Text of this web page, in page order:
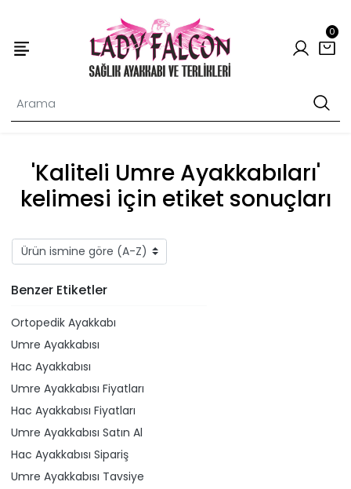
0
'Kaliteli Umre Ayakkabıları'
kelimesi için etiket sonuçları
Benzer Etiketler
Ortopedik Ayakkabı
Umre Ayakkabısı
Hac Ayakkabısı
Umre Ayakkabısı Fiyatları
Hac Ayakkabısı Fiyatları
Umre Ayakkabısı Satın Al
Hac Ayakkabısı Sipariş
Umre Ayakkabısı Tavsiye